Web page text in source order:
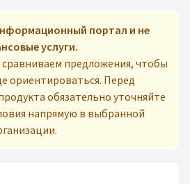
портал и не
услуги.
предложения, чтобы
ориентироваться. Перед
обязательно уточняйте
напрямую в выбранной